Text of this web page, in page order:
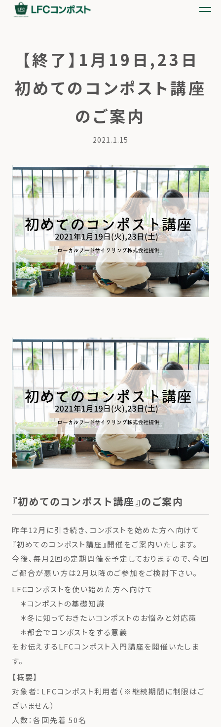
【終了】1月19日,23日
初めてのコンポスト講座
のご案内
2021.1.15
『初めてのコンポスト講座』のご案内
昨年12月に引き続き、コンポストを始めた方へ向けて
『初めてのコンポスト講座』開催をご案内いたします。
今後、毎月2回の定期開催を予定しておりますので、今回
ご都合が悪い方は2月以降のご参加をご検討下さい。
LFCコンポストを使い始めた方へ向けて
＊コンポストの基礎知識
＊冬に知っておきたいコンポストのお悩みと対応策
＊都会でコンポストをする意義
をお伝えするLFCコンポスト入門講座を開催いたしま
す。
【概要】
対象者：LFCコンポスト利用者（※継続期間に制限はご
ざいません）
人数：各回先着 50名